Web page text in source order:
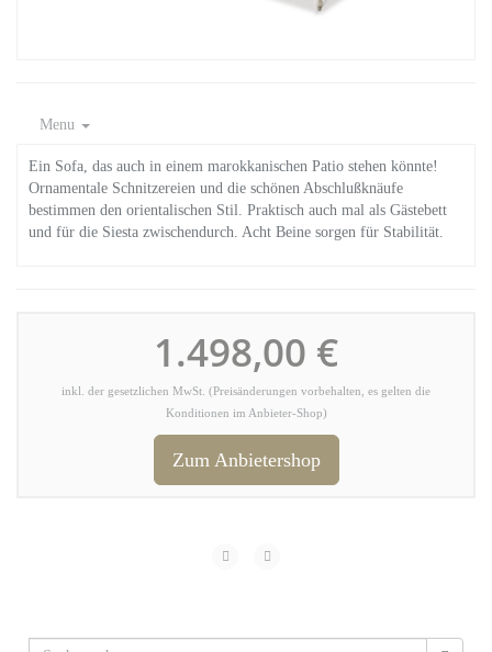
Menu
Ein Sofa, das auch in einem marokkanischen Patio stehen könnte!
Ornamentale Schnitzereien und die schönen Abschlußknäufe
bestimmen den orientalischen Stil. Praktisch auch mal als Gästebett
und für die Siesta zwischendurch. Acht Beine sorgen für Stabilität.
1.498,00 €
inkl. der gesetzlichen MwSt. (Preisänderungen vorbehalten, es gelten die
Konditionen im Anbieter-Shop)
Zum Anbietershop